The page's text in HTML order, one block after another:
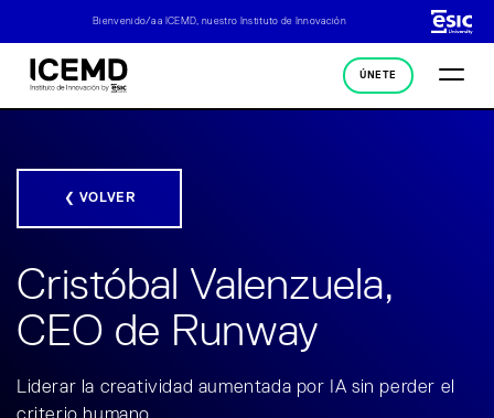
Bienvenido/a a ICEMD, nuestro Instituto de Innovación
ÚNETE
❮ VOLVER
Cristóbal Valenzuela,
CEO de Runway
Liderar la creatividad aumentada por IA sin perder el